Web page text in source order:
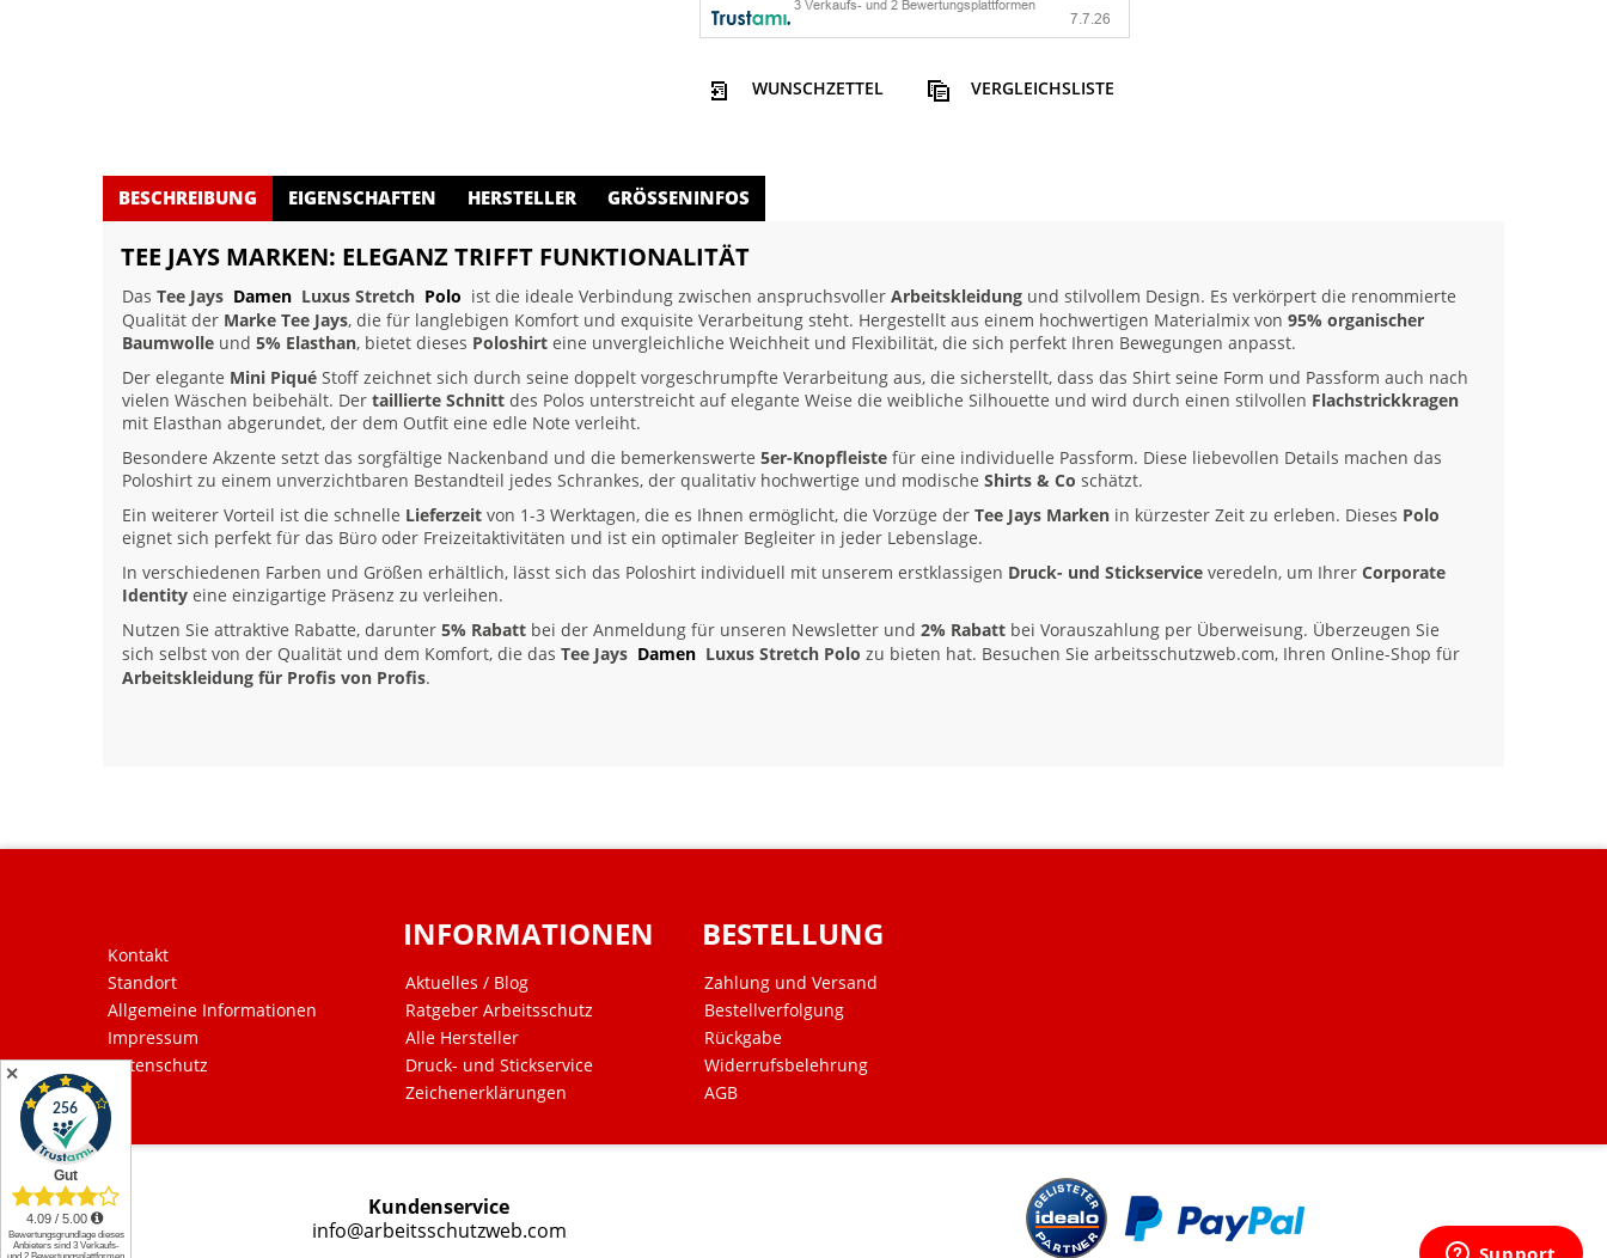
WUNSCHZETTEL VERGLEICHSLISTE
BESCHREIBUNG EIGENSCHAFTEN HERSTELLER GRÖSSENINFOS
TEE JAYS MARKEN: ELEGANZ TRIFFT FUNKTIONALITÄT
Das Tee Jays Damen Luxus Stretch Polo ist die ideale Verbindung zwischen anspruchsvoller Arbeitskleidung und stilvollem Design. Es verkörpert die renommierte
Qualität der Marke Tee Jays, die für langlebigen Komfort und exquisite Verarbeitung steht. Hergestellt aus einem hochwertigen Materialmix von 95% organischer
Baumwolle und 5% Elasthan, bietet dieses Poloshirt eine unvergleichliche Weichheit und Flexibilität, die sich perfekt Ihren Bewegungen anpasst.
Der elegante Mini Piqué Stoff zeichnet sich durch seine doppelt vorgeschrumpfte Verarbeitung aus, die sicherstellt, dass das Shirt seine Form und Passform auch nach
vielen Wäschen beibehält. Der taillierte Schnitt des Polos unterstreicht auf elegante Weise die weibliche Silhouette und wird durch einen stilvollen Flachstrickkragen
mit Elasthan abgerundet, der dem Outfit eine edle Note verleiht.
Besondere Akzente setzt das sorgfältige Nackenband und die bemerkenswerte 5er-Knopfleiste für eine individuelle Passform. Diese liebevollen Details machen das
Poloshirt zu einem unverzichtbaren Bestandteil jedes Schrankes, der qualitativ hochwertige und modische Shirts & Co schätzt.
Ein weiterer Vorteil ist die schnelle Lieferzeit von 1-3 Werktagen, die es Ihnen ermöglicht, die Vorzüge der Tee Jays Marken in kürzester Zeit zu erleben. Dieses Polo
eignet sich perfekt für das Büro oder Freizeitaktivitäten und ist ein optimaler Begleiter in jeder Lebenslage.
In verschiedenen Farben und Größen erhältlich, lässt sich das Poloshirt individuell mit unserem erstklassigen Druck- und Stickservice veredeln, um Ihrer Corporate
Identity eine einzigartige Präsenz zu verleihen.
Nutzen Sie attraktive Rabatte, darunter 5% Rabatt bei der Anmeldung für unseren Newsletter und 2% Rabatt bei Vorauszahlung per Überweisung. Überzeugen Sie
sich selbst von der Qualität und dem Komfort, die das Tee Jays Damen Luxus Stretch Polo zu bieten hat. Besuchen Sie arbeitsschutzweb.com, Ihren Online-Shop für
Arbeitskleidung für Profis von Profis.
Kontakt
Standort
Allgemeine Informationen
Impressum
Datenschutz
INFORMATIONEN
Aktuelles / Blog
Ratgeber Arbeitsschutz
Alle Hersteller
Druck- und Stickservice
Zeichenerklärungen
BESTELLUNG
Zahlung und Versand
Bestellverfolgung
Rückgabe
Widerrufsbelehrung
AGB
Kundenservice
info@arbeitsschutzweb.com
✕